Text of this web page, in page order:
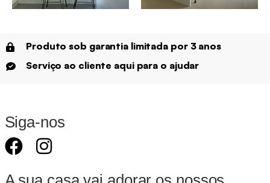
Produto sob garantia limitada por 3 anos
Serviço ao cliente aqui para o ajudar
Siga-nos